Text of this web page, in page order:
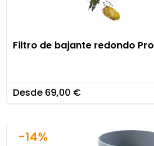
Filtro de bajante redondo Pro
Desde 69,00 €
-14%